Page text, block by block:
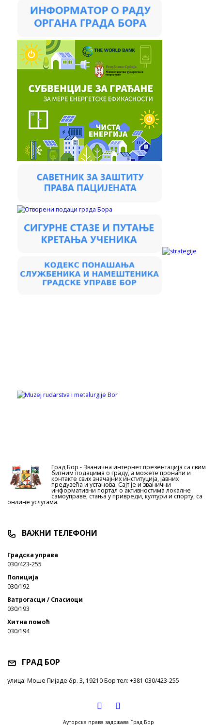
Град Бор - Званична интернет презентација са свим
битним подацима о граду, а можете пронаћи и
контакте свих значајних институција, јавних
предузећа и установа. Сајт је и званични
информативни портал о активностима локалне
самоуправе, стања у привреди, култури и спорту, са
онлине услугама.
ВАЖНИ ТЕЛЕФОНИ
Градска управа
030/423-255
Полиција
030/192
Ватрогасци / Спасиоци
030/193
Хитна помоћ
030/194
ГРАД БОР
улица: Моше Пијаде бр. 3, 19210 Бор тел: +381 030/423-255
Ауторска права задржава Град Бор